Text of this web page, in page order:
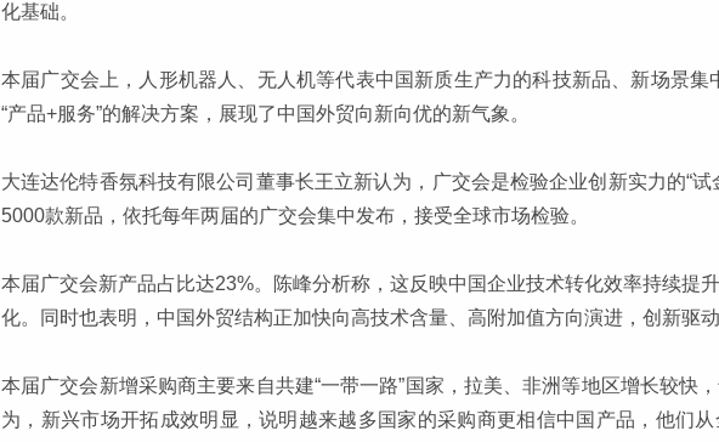
化基础。
本届广交会上，人形机器人、无人机等代表中国新质生产力的科技新品、新场景
“产品+服务”的解决方案，展现了中国外贸向新向优的新气象。
大连达伦特香氛科技有限公司董事长王立新认为，广交会是检验企业创新实力的“
5000款新品，依托每年两届的广交会集中发布，接受全球市场检验。
本届广交会新产品占比达23%。陈峰分析称，这反映中国企业技术转化效率持续提
化。同时也表明，中国外贸结构正加快向高技术含量、高附加值方向演进，创新驱动
本届广交会新增采购商主要来自共建“一带一路”国家，拉美、非洲等地区增长较快
为，新兴市场开拓成效明显，说明越来越多国家的采购商更相信中国产品，他们